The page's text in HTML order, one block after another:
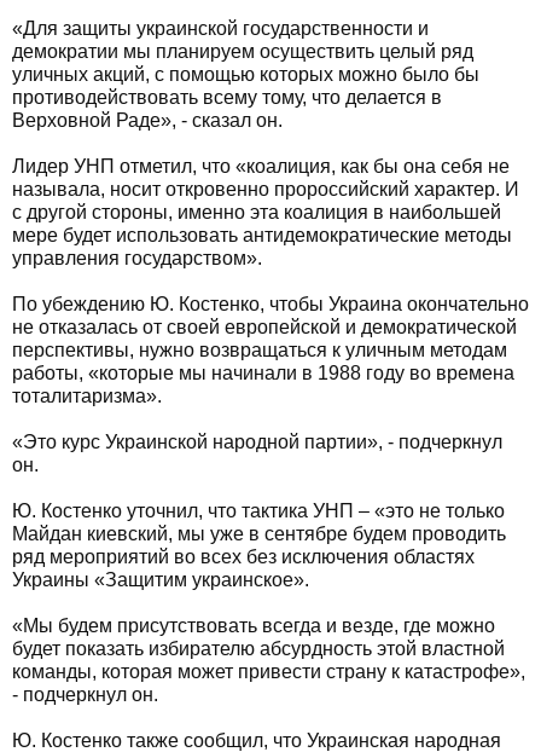
«Для защиты украинской государственности и
демократии мы планируем осуществить целый ряд
уличных акций, с помощью которых можно было бы
противодействовать всему тому, что делается в
Верховной Раде», - сказал он.
Лидер УНП отметил, что «коалиция, как бы она себя не
называла, носит откровенно пророссийский характер. И
с другой стороны, именно эта коалиция в наибольшей
мере будет использовать антидемократические методы
управления государством».
По убеждению Ю. Костенко, чтобы Украина окончательно
не отказалась от своей европейской и демократической
перспективы, нужно возвращаться к уличным методам
работы, «которые мы начинали в 1988 году во времена
тоталитаризма».
«Это курс Украинской народной партии», - подчеркнул
он.
Ю. Костенко уточнил, что тактика УНП – «это не только
Майдан киевский, мы уже в сентябре будем проводить
ряд мероприятий во всех без исключения областях
Украины «Защитим украинское».
«Мы будем присутствовать всегда и везде, где можно
будет показать избирателю абсурдность этой властной
команды, которая может привести страну к катастрофе»,
- подчеркнул он.
Ю. Костенко также сообщил, что Украинская народная